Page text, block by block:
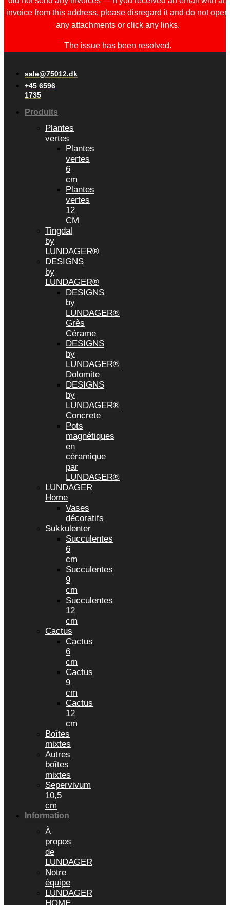
invoice from this address, please disregard it and do not open
any attachments or click any links.
The issue has been resolved.
sale@75012.dk
+45 6596
1735
Produits
Plantes
vertes
Plantes
vertes
6
cm
Plantes
vertes
12
CM
Tingdal
by
LUNDAGER®
DESIGNS
by
LUNDAGER®
DESIGNS
by
LUNDAGER®
Grès
Cérame
DESIGNS
by
LUNDAGER®
Dolomite
DESIGNS
by
LUNDAGER®
Concrete
Pots
magnétiques
en
céramique
par
LUNDAGER®
LUNDAGER
Home
Vases
décoratifs
Sukkulenter
Succulentes
6
cm
Succulentes
9
cm
Succulentes
12
cm
Cactus
Cactus
6
cm
Cactus
9
cm
Cactus
12
cm
Boîtes
mixtes
Autres
boîtes
mixtes
Sepervivum
10,5
cm
Information
À
propos
de
LUNDAGER
Notre
équipe
LUNDAGER